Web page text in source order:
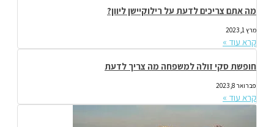
מה אתם צריכים לדעת על רילוקיישן ליוון?
מרץ 1, 2023
קרא עוד »
חופשת סקי זולה למשפחה מה צריך לדעת
פברואר 8, 2023
קרא עוד »